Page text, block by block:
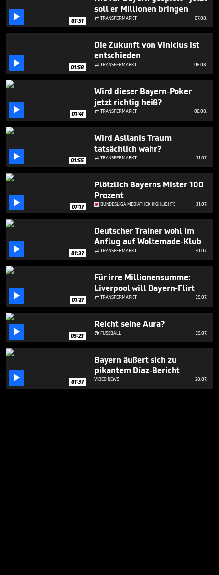
50
seconds
 01:51
soll er Millionen bringen
 TRANSFERMARKT 07.08.
 01:58
Die Zukunft von Vinícius ist
entschieden
 TRANSFERMARKT 06.08.
 01:41
Wird dieser Bayern-Poker
jetzt richtig heiß?
 TRANSFERMARKT 06.08.
 01:55
Wird Asllanis Traum
tatsächlich wahr?
 TRANSFERMARKT 31.07.
 07:17
Plötzlich Bayerns Mister 100
Prozent
BUNDESLIGA MEDIATHEK HIGHLIGHTS 31.07.
 01:37
Deutscher Trainer wohl im
Anflug auf Woltemade-Klub
 TRANSFERMARKT 30.07.
 01:27
Für irre Millionensumme:
Liverpool will Bayern-Flirt
 TRANSFERMARKT 29.07.
 05:23
Reicht seine Aura?
FUSSBALL 29.07.
 01:37
Bayern äußert sich zu
pikantem Díaz-Bericht
VIDEO NEWS 28.07.